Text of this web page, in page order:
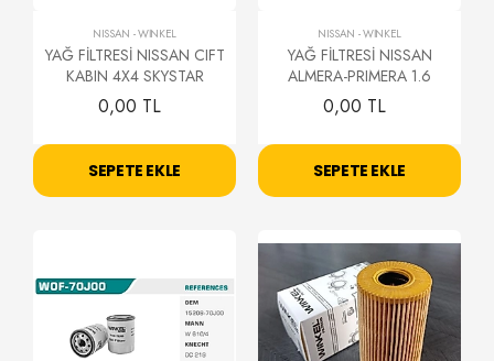
NISSAN -WİNKEL
YAĞ FİLTRESİ NISSAN CIFT
KABIN 4X4 SKYSTAR
0,00 TL
SEPETE EKLE
NISSAN -WİNKEL
YAĞ FİLTRESİ NISSAN
ALMERA-PRIMERA 1.6
0,00 TL
SEPETE EKLE